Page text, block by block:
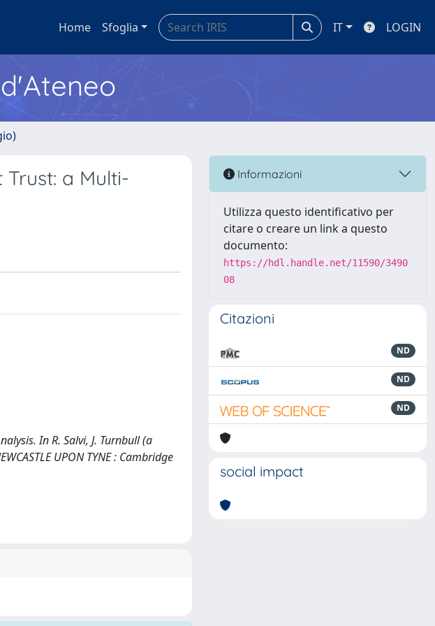
Home Sfoglia IT LOGIN
a Multi-
In R. Salvi, J. Turnbull (a
UPON TYNE : Cambridge
Informazioni
Utilizza questo identificativo per
citare o creare un link a questo
documento:
https://hdl.handle.net/11590/3490
08
Citazioni
ND
ND
ND
social impact